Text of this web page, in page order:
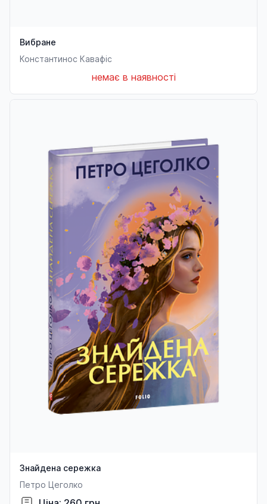
Вибране
Константинос Кавафіс
немає в наявності
Знайдена сережка
Петро Цеголко